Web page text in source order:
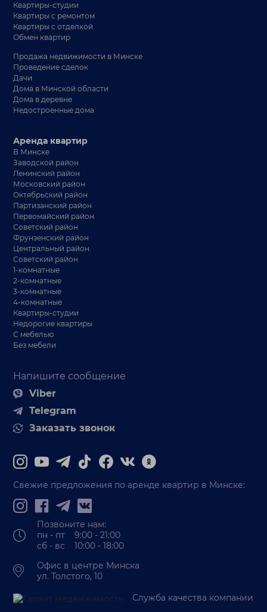
Квартиры-студии
Квартиры с ремонтом
Квартиры с отделкой
Обмен квартир
Продажа недвижимости в Минске
Проведение сделок
Дачи
Дома в Минской области
Дома в деревне
Недостроенные дома
Напишите сообщение
Viber
Telegram
Заказать звонок
Аренда квартир
В Минске
Заводской район
Ленинский район
Московский район
Октябрьский район
Партизанский район
Первомайский район
Советский район
Фрунзенский район
Центральный район
Советский район
1-комнатные
2-комнатные
3-комнатные
4-комнатные
Квартиры-студии
Недорогие квартиры
С мебелью
Без мебели
Свежие предложения по аренде квартир в Минске:
Позвоните нам:
пн - пт 9:00 - 21:00
сб - вс 10:00 - 18:00
Офис в центре Минска
ул. Толстого, 10
Служба качества компании